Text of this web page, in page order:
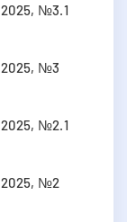
№3.1
2025, №3
№2.1
2025, №2